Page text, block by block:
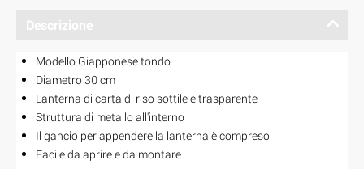
Descrizione
Modello Giapponese tondo
Diametro 30 cm
Lanterna di carta di riso sottile e trasparente
Struttura di metallo all'interno
Il gancio per appendere la lanterna è compreso
Facile da aprire e da montare